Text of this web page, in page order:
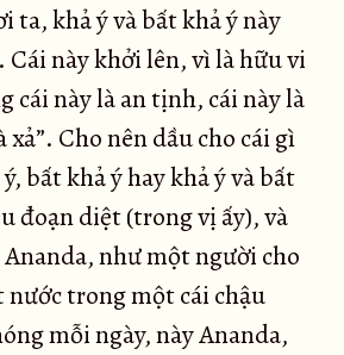
ta, khả ý và bất khả ý này
này khởi lên, vì là hữu vi
cái này là an tịnh, cái này là
Cho nên dầu cho cái gì
bất khả ý hay khả ý và bất
đoạn diệt (trong vị ấy), và
như một người cho
nước trong một cái chậu
mỗi ngày, này Ananda,